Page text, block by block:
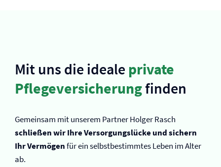
Mit uns die ideale private
Pflege­versicherungfinden
Gemeinsam mit unserem Partner Holger Rasch
schließen wir Ihre Versorgungslücke und sichern
Ihr Vermögenfür ein selbstbestimmtes Leben im Alter
ab.